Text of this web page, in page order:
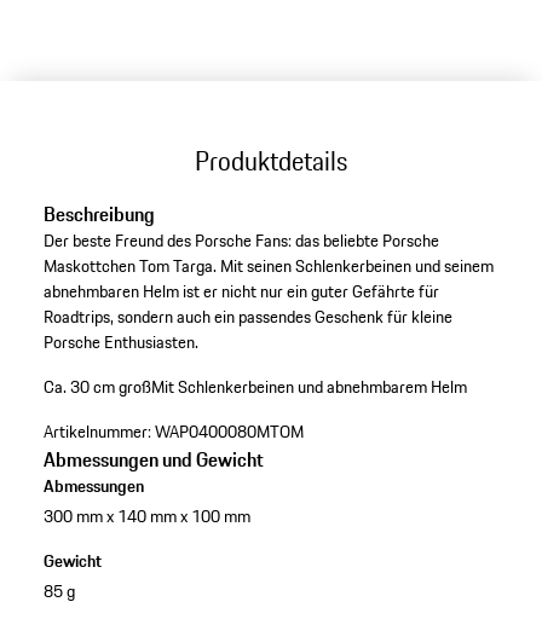
Produktdetails
Beschreibung
Der beste Freund des Porsche Fans: das beliebte Porsche
Maskottchen Tom Targa. Mit seinen Schlenkerbeinen und seinem
abnehmbaren Helm ist er nicht nur ein guter Gefährte für
Roadtrips, sondern auch ein passendes Geschenk für kleine
Porsche Enthusiasten.
Ca. 30 cm großMit Schlenkerbeinen und abnehmbarem Helm
Artikelnummer:WAP0400080MTOM
Abmessungen und Gewicht
Abmessungen
300 mm x 140 mm x 100 mm
Gewicht
85 g